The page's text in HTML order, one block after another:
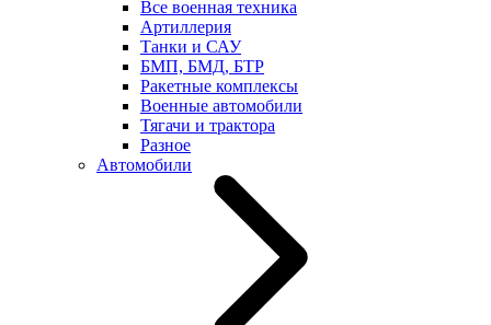
Все военная техника
Артиллерия
Танки и САУ
БМП, БМД, БТР
Ракетные комплексы
Военные автомобили
Тягачи и трактора
Разное
Автомобили